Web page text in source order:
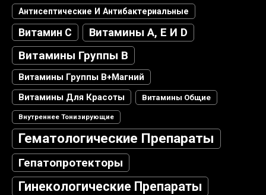
Антисептические И Антибактериальные
Витамин С Витамины А, Е И D
Витамины Группы В
Витамины Группы В+магний
Витамины Для Красоты
Витамины Общие
Внутреннее Тонизирующие
Гематологические Препараты
Гепатопротекторы
Гинекологические Препараты